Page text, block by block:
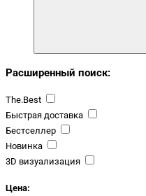
Расширенный поиск:
The.Best
Быстрая доставка
Бестселлер
Новинка
3D визуализация
Цена: